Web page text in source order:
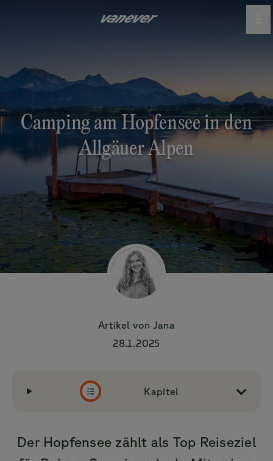
Camping am Hopfensee in den
Allgäuer Alpen
Artikel von Jana
28.1.2025
Kapitel
Der Hopfensee zählt als Top Reiseziel